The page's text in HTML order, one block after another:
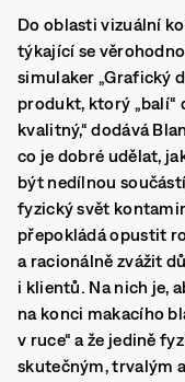
Do oblasti vizuální
týkající se
simulaker „Grafický
produkt, ktorý „balí“
kvalitný,“ dodává
co je dobré udělat,
být nedílnou
fyzický svět
přepokládá opustit
a racionálně zvážit
i klientů. Na nich je,
na konci makacího
v ruce“ a že jedině
skutečným, trvalým